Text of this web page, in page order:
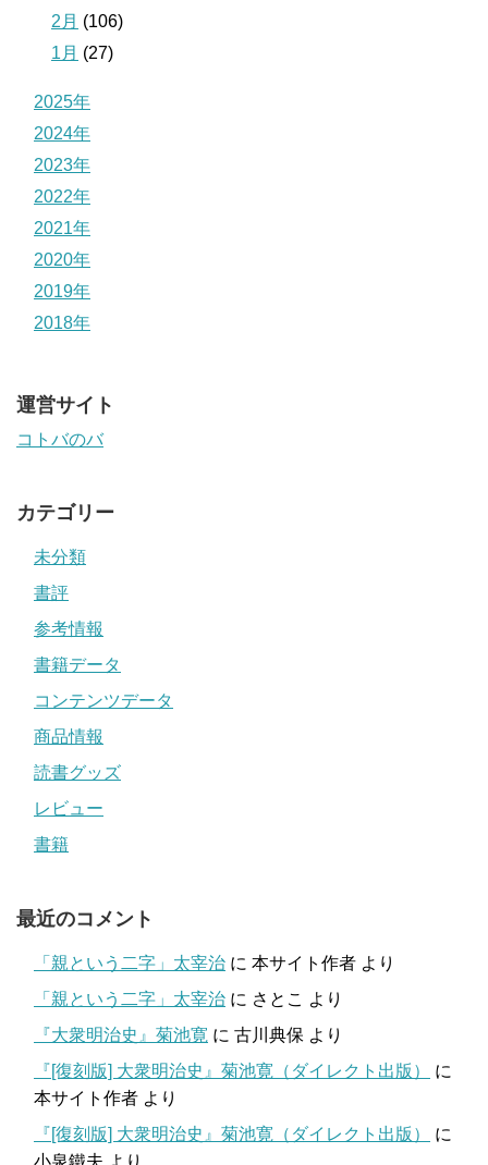
2月 (106)
1月 (27)
2025年
2024年
2023年
2022年
2021年
2020年
2019年
2018年
運営サイト
コトバのバ
カテゴリー
未分類
書評
参考情報
書籍データ
コンテンツデータ
商品情報
読書グッズ
レビュー
書籍
最近のコメント
「親という二字」太宰治 に 本サイト作者 より
「親という二字」太宰治 に さとこ より
『大衆明治史』菊池寛 に 古川典保 より
『[復刻版] 大衆明治史』菊池寛（ダイレクト出版）
に
本サイト作者 より
『[復刻版] 大衆明治史』菊池寛（ダイレクト出版）
に
小泉鐵夫 より